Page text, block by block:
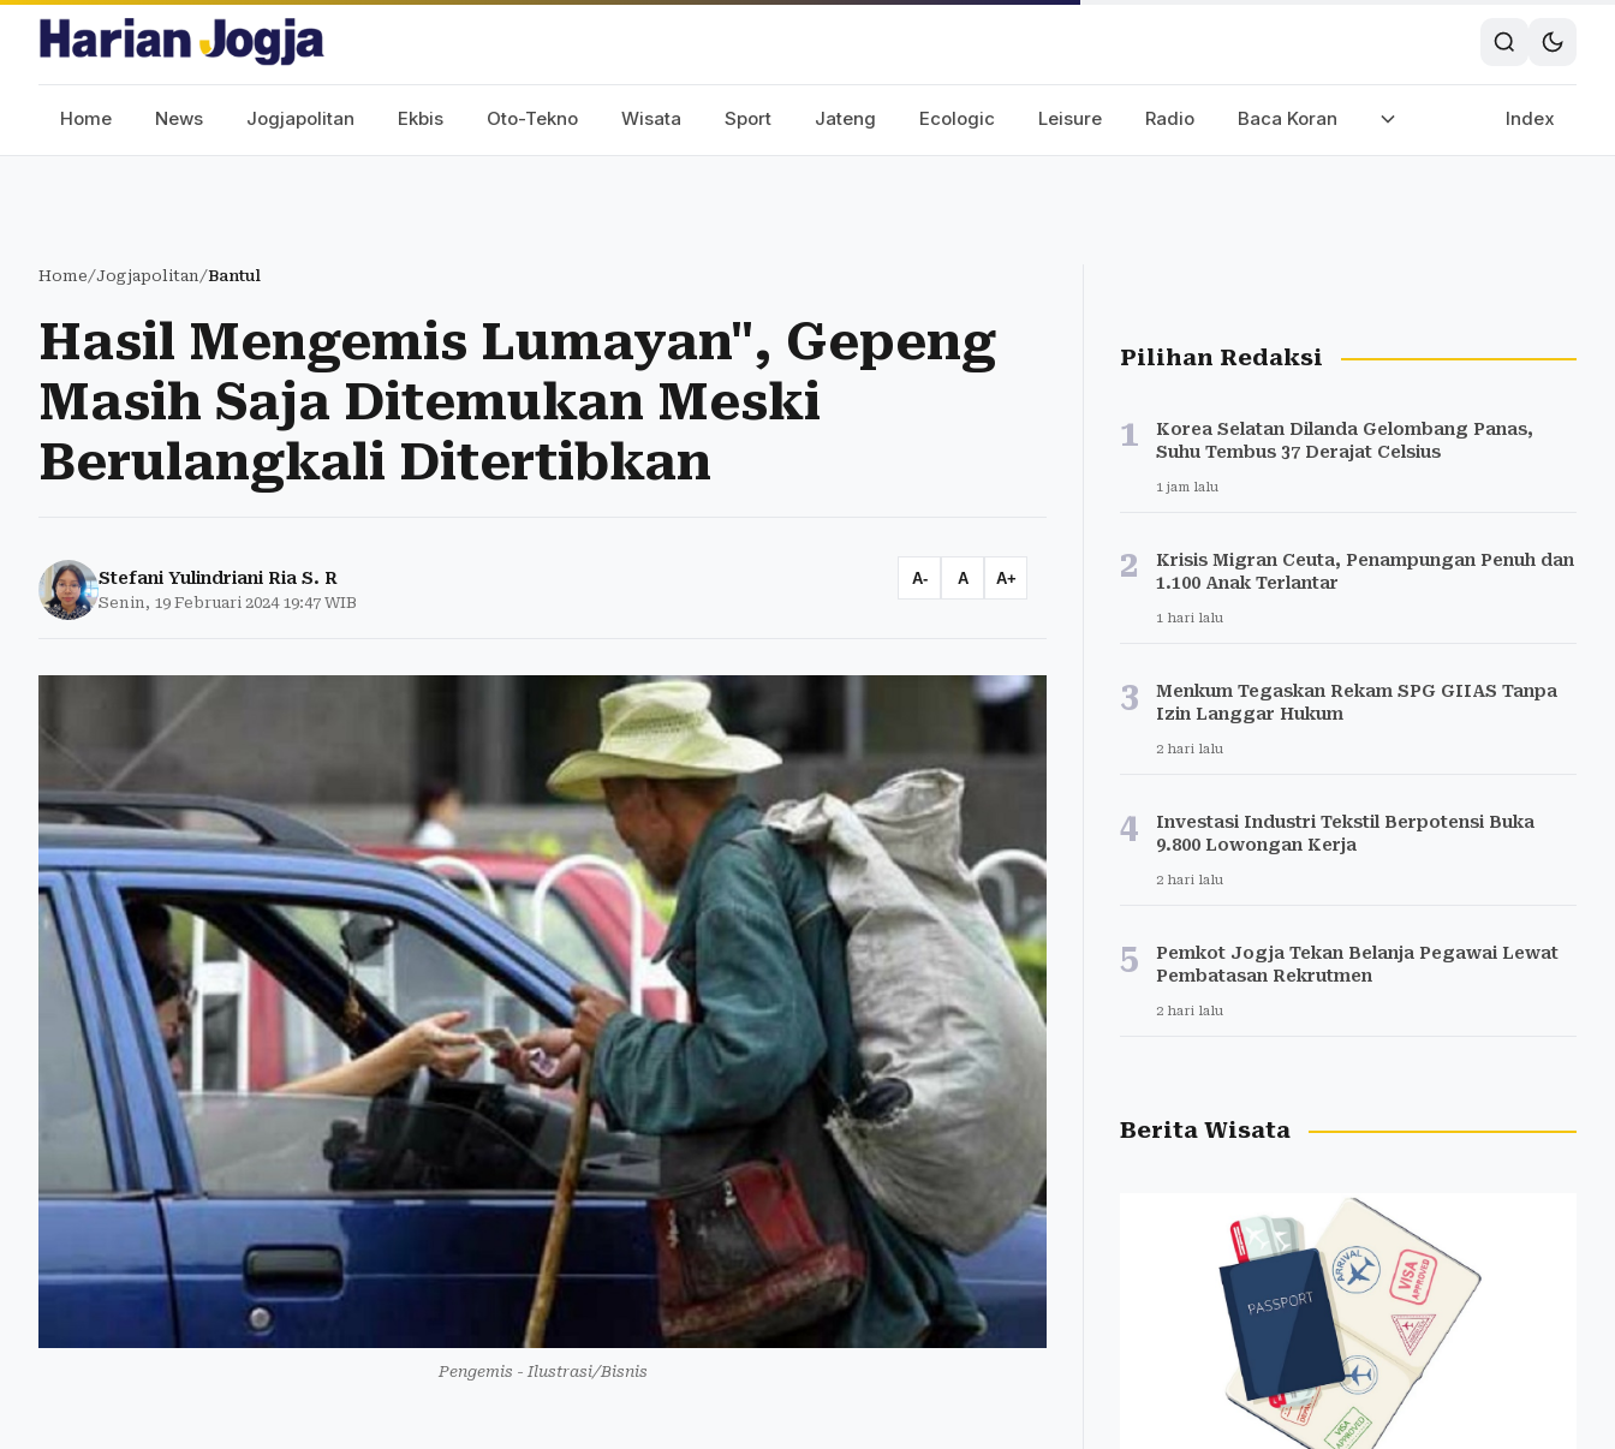
Home News Jogjapolitan Ekbis Oto-Tekno Wisata Sport Jateng Ecologic Leisure Radio Baca Koran Index
Home/Jogjapolitan/Bantul
Hasil Mengemis Lumayan", Gepeng
Masih Saja Ditemukan Meski
Berulangkali Ditertibkan
Stefani Yulindriani Ria S. R
Senin, 19 Februari 2024 19:47 WIB
A- A A+
Pengemis - Ilustrasi/Bisnis
Pilihan Redaksi
1
Korea Selatan Dilanda Gelombang Panas,
Suhu Tembus 37 Derajat Celsius
1 jam lalu
2
Krisis Migran Ceuta, Penampungan Penuh dan
1.100 Anak Terlantar
1 hari lalu
3
Menkum Tegaskan Rekam SPG GIIAS Tanpa
Izin Langgar Hukum
2 hari lalu
4
Investasi Industri Tekstil Berpotensi Buka
9.800 Lowongan Kerja
2 hari lalu
5
Pemkot Jogja Tekan Belanja Pegawai Lewat
Pembatasan Rekrutmen
2 hari lalu
Berita Wisata